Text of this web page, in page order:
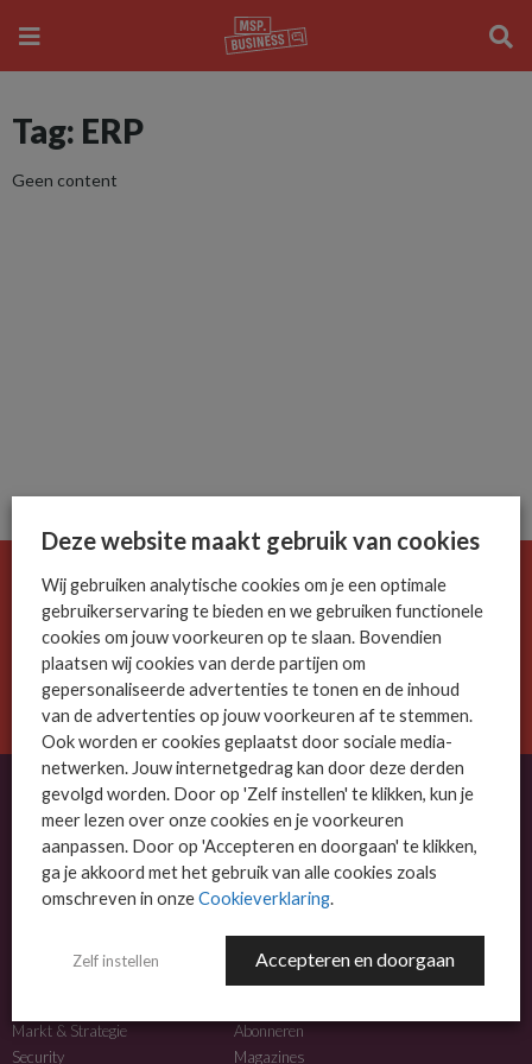
Tag: ERP
Geen content
De ICT-wereld is snel. Mis niets.
Meld je nu aan voor de MSP Business nieuwsbrief.
AANMELDEN
OVER MSP BUSINESS
MSP Business is het kennisplatform voor IT-dienstverleners met MKB-focus.
NIEUWS
Markt & Strategie
Security
MEER INFO
Abonneren
Magazines
Deze website maakt gebruik van cookies
Wij gebruiken analytische cookies om je een optimale
gebruikerservaring te bieden en we gebruiken functionele
cookies om jouw voorkeuren op te slaan. Bovendien
plaatsen wij cookies van derde partijen om
gepersonaliseerde advertenties te tonen en de inhoud
van de advertenties op jouw voorkeuren af te stemmen.
Ook worden er cookies geplaatst door sociale media-
netwerken. Jouw internetgedrag kan door deze derden
gevolgd worden. Door op 'Zelf instellen' te klikken, kun je
meer lezen over onze cookies en je voorkeuren
aanpassen. Door op 'Accepteren en doorgaan' te klikken,
ga je akkoord met het gebruik van alle cookies zoals
omschreven in onzeCookieverklaring.
Zelf instellen Accepteren en doorgaan